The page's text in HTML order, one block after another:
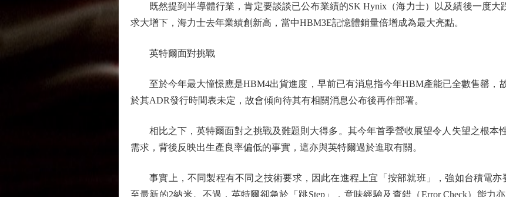
既然提到半導體行業，肯定要談談已公布業績的SK Hynix（海力士）以及績後一度大
求大增下，海力士去年業績創新高，當中HBM3E記憶體銷量倍增成為最大亮點。
英特爾面對挑戰
至於今年最大憧憬應是HBM4出貨進度，早前已有消息指今年HBM產能已全數售罄，
於其ADR發行時間表未定，故會傾向待其有相關消息公布後再作部署。
相比之下，英特爾面對之挑戰及難題則大得多。其今年首季營收展望令人失望之根本
需求，背後反映出生產良率偏低的事實，這亦與英特爾過於進取有關。
事實上，不同製程有不同之技術要求，因此在進程上宜「按部就班」，強如台積電亦
至最新的2納米。不過，英特爾卻急於「跳Step」，意味經驗及查錯（Error Check）能力